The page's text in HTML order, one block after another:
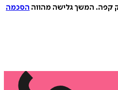
המשך גלישה מהווההסכמה